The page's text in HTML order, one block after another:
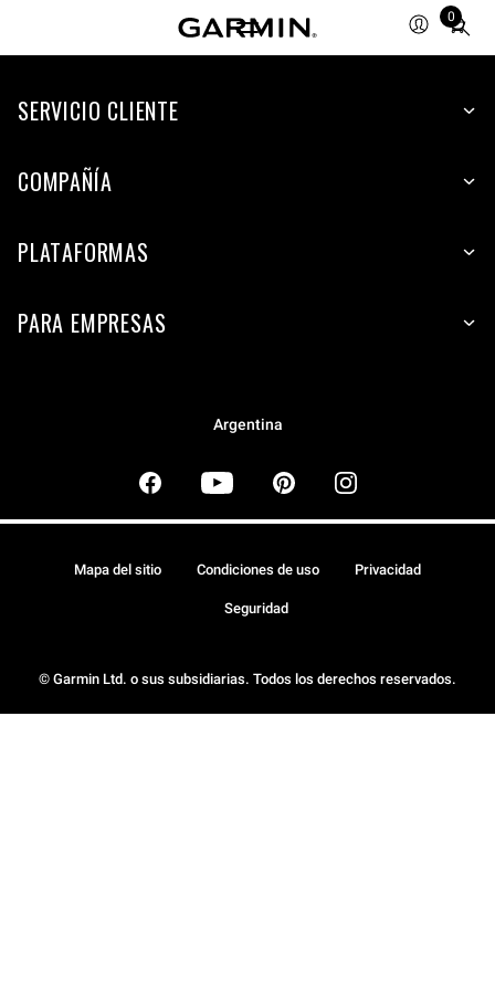
0
Total
items
cart:
SERVICIO CLIENTE
COMPAÑÍA
PLATAFORMAS
PARA EMPRESAS
Argentina
© Garmin Ltd. o sus subsidiarias. Todos los derechos reservados.
Mapa del sitio Condiciones de uso Privacidad
Seguridad